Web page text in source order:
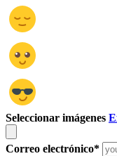
Seleccionar imágenes
Correo electrónico*